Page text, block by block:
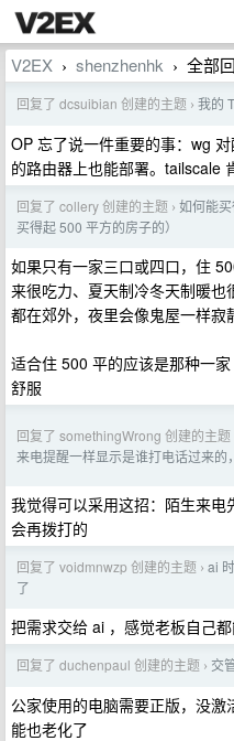
V2EX › shenzhenhk › 全部
回复了 dcsuibian 创建的主题 › 我的
OP 忘了说一件重要的事：wg
的路由器上也能部署。tailscale
回复了 collery 创建的主题 › 如何能
买得起 500 平方的房子的）
如果只有一家三口或四口，住
来很吃力、夏天制冷冬天制暖
都在郊外，夜里会像鬼屋一样寂
适合住 500 平的应该是那种一
舒服
回复了 somethingWrong 创建的主题
来电提醒一样显示是谁打电话过来的
我觉得可以采用这招：陌生来
会再拨打的
回复了 voidmnwzp 创建的主题 › ai
了
把需求交给 ai ，感觉老板自己
回复了 duchenpaul 创建的主题 › 交
公家使用的电脑需要正版，没
能也老化了